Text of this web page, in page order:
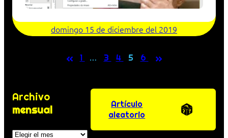
domingo 15 de diciembre del 2019
« 1 … 3 4 5 6 »
Archivo
mensual
Archivos
Artículo
aleatorio